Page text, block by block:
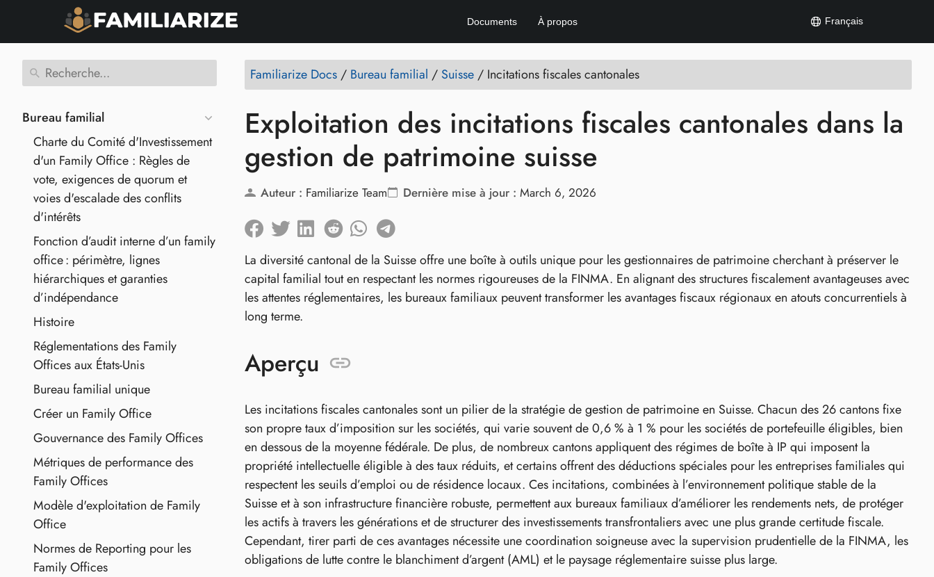
Documents À propos Français
Bureau familial
Charte du Comité d'Investissement
d'un Family Office : Règles de
vote, exigences de quorum et
voies d'escalade des conflits
d'intérêts
Fonction d’audit interne d’un family
office : périmètre, lignes
hiérarchiques et garanties
d’indépendance
Histoire
Réglementations des Family
Offices aux États-Unis
Bureau familial unique
Créer un Family Office
Gouvernance des Family Offices
Métriques de performance des
Family Offices
Modèle d'exploitation de Family
Office
Normes de Reporting pour les
Family Offices
Familiarize Docs / Bureau familial / Suisse / Incitations fiscales cantonales
Exploitation des incitations fiscales cantonales dans la
gestion de patrimoine suisse
Auteur : Familiarize Team Dernière mise à jour : March 6, 2026
La diversité cantonal de la Suisse offre une boîte à outils unique pour les gestionnaires de patrimoine cherchant à préserver le
capital familial tout en respectant les normes rigoureuses de la FINMA. En alignant des structures fiscalement avantageuses avec
les attentes réglementaires, les bureaux familiaux peuvent transformer les avantages fiscaux régionaux en atouts concurrentiels à
long terme.
Aperçu
Les incitations fiscales cantonales sont un pilier de la stratégie de gestion de patrimoine en Suisse. Chacun des 26 cantons fixe
son propre taux d’imposition sur les sociétés, qui varie souvent de 0,6 % à 1 % pour les sociétés de portefeuille éligibles, bien
en dessous de la moyenne fédérale. De plus, de nombreux cantons appliquent des régimes de boîte à IP qui imposent la
propriété intellectuelle éligible à des taux réduits, et certains offrent des déductions spéciales pour les entreprises familiales qui
respectent les seuils d’emploi ou de résidence locaux. Ces incitations, combinées à l’environnement politique stable de la
Suisse et à son infrastructure financière robuste, permettent aux bureaux familiaux d’améliorer les rendements nets, de protéger
les actifs à travers les générations et de structurer des investissements transfrontaliers avec une plus grande certitude fiscale.
Cependant, tirer parti de ces avantages nécessite une coordination soigneuse avec la supervision prudentielle de la FINMA, les
obligations de lutte contre le blanchiment d’argent (AML) et le paysage réglementaire suisse plus large.